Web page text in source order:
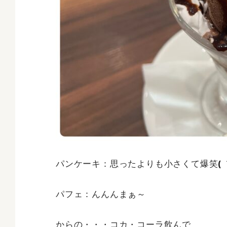
パンケーキ：思ったよりも小さくて爆笑(
パフェ：んんんまぁ～
からの・・・コカ・コーラ飲んで